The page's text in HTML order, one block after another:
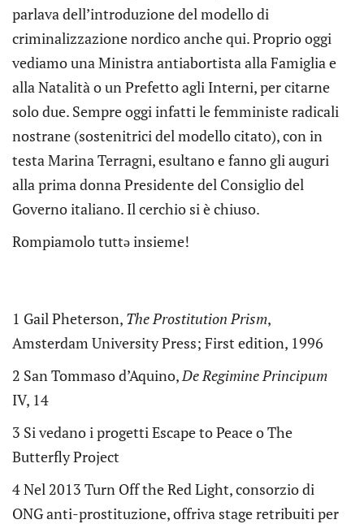
parlava dell’introduzione del modello di
criminalizzazione nordico anche qui. Proprio oggi
vediamo una Ministra antiabortista alla Famiglia e
alla Natalità o un Prefetto agli Interni, per citarne
solo due. Sempre oggi infatti le femministe radicali
nostrane (sostenitrici del modello citato), con in
testa Marina Terragni, esultano e fanno gli auguri
alla prima donna Presidente del Consiglio del
Governo italiano. Il cerchio si è chiuso.
Rompiamolo tuttə insieme!
1 Gail Pheterson, The Prostitution Prism,
Amsterdam University Press; First edition, 1996
2 San Tommaso d’Aquino,De Regimine Principum
IV, 14
3 Si vedano i progetti Escape to Peace o The
Butterfly Project
4 Nel 2013 Turn Off the Red Light, consorzio di
ONG anti-prostituzione, offriva stage retribuiti per